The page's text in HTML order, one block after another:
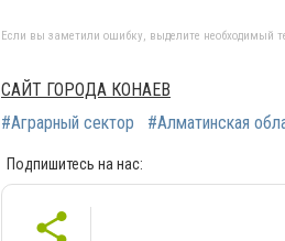
Если вы заметили ошибку, выделите необходимый
САЙТ ГОРОДА КОНАЕВ
#Аграрный сектор
#Алматинская
Подпишитесь на нас: